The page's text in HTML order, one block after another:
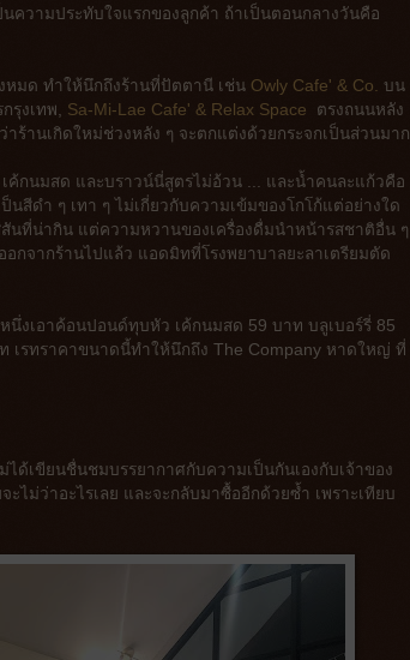
ความประทับใจแรกของลูกค้า ถ้าเป็นตอนกลางวันคือ
หมด ทำให้นึกถึงร้านที่ปัตตานี เช่น Owly Cafe' & Co. บน
รุงเทพ, Sa-Mi-Lae Cafe' & Relax Space ตรงถนนหลัง
ร้านเกิดใหม่ช่วงหลัง ๆ จะตกแต่งด้วยกระจกเป็นส่วนมาก
ค้กนมสด และบราวน์นี่สูตรไม่อ้วน ... และน้ำคนละแก้วคือ
สีดำ ๆ เทา ๆ ไม่เกี่ยวกับความเข้มของโกโก้แต่อย่างใด
นที่น่ากิน แต่ความหวานของเครื่องดื่มนำหน้ารสชาติอื่น ๆ
กจากร้านไปแล้ว แอดมิทที่โรงพยาบาลยะลาเตรียมตัด
งเอาค้อนปอนด์ทุบหัว เค้กนมสด 59 บาท บลูเบอร์รี่ 85
เรทราคาขนาดนี้ทำให้นึกถึง The Company หาดใหญ่ ที่
ด้เขียนชื่นชมบรรยากาศกับความเป็นกันเองกับเจ้าของ
ม่ว่าอะไรเลย และจะกลับมาซื้ออีกด้วยซ้ำ เพราะเทียบ